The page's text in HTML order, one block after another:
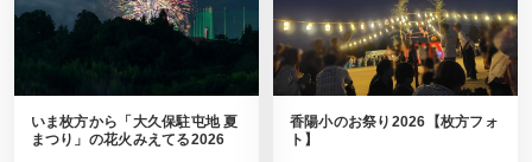
いま枚方から「大久保駐屯地 夏
まつり」の花火みえてる2026
香陽小のお祭り2026【枚方フォ
ト】